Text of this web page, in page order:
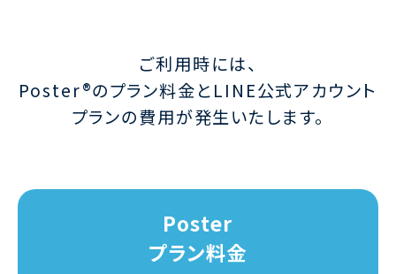
ご利用時には、
Poster®のプラン料金とLINE公式アカウント
プランの費用が発生いたします。
Poster
プラン料金